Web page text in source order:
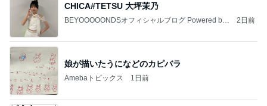
CHICA#TETSU 大坪茉乃
BEYOOOOONDSオフィシャルブログ Powered by
2日前
娘が描いたうになどのカピバラ
Amebaトピックス 1日前